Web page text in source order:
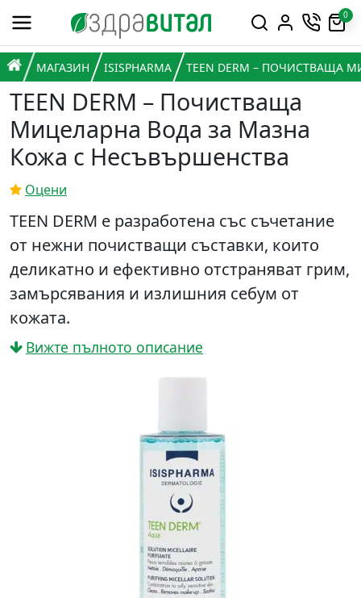
Премини към съдържанието
Горна навигация
0
Главна навигация
НАЧАЛО
МАГАЗИН ISISPHARMA TEEN DERM – ПОЧИСТВАЩА
TEEN DERM – Почистваща
Мицеларна Вода за Мазна
Кожа с Несъвършенства
Оцени
TEEN DERM е разработена със съчетание
от нежни почистващи съставки, които
деликатно и ефективно отстраняват грим,
замърсявания и излишния себум от
кожата.
Вижте пълното описание